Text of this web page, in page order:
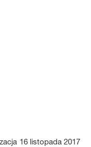
16 listopada 2017